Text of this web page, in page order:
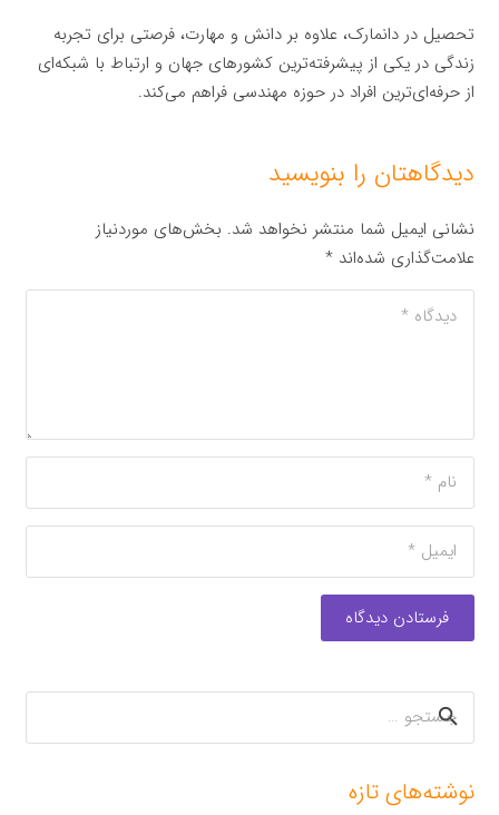
تحصیل در دانمارک، علاوه بر دانش و مهارت، فرصتی برای تجربه
زندگی در یکی از پیشرفته‌ترین کشورهای جهان و ارتباط با شبکه‌ای
از حرفه‌ای‌ترین افراد در حوزه مهندسی فراهم می‌کند.
دیدگاهتان را بنویسید
نشانی ایمیل شما منتشر نخواهد شد. بخش‌های موردنیاز
علامت‌گذاری شده‌اند*
فرستادن دیدگاه
جستجو
برای:
نوشته‌های تازه